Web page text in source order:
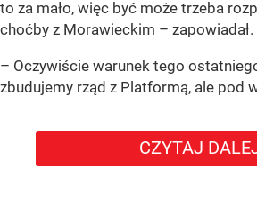
to za mało, więc być może trzeba
choćby z Morawieckim – zapowiadał.
– Oczywiście warunek tego
zbudujemy rząd z Platformą, ale pod
CZYTAJ